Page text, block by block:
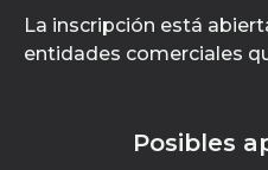
La inscripción está
entidades comerciales
Posibles